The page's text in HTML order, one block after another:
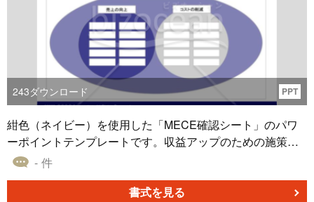
243ダウンロード PPT
紺色（ネイビー）を使用した「MECE確認シート」のパワ
ーポイントテンプレートです。収益アップのための施策を
ＭＥＣＥ（モレ・ダブりなし）で確認するための書き方に
ーマットとしてご利用ください。
- 件
書式を見る